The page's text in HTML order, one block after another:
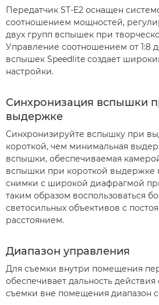
Передатчик ST-E2 оснащен
соотношением мощностей,
двух групп вспышек при
Управление соотношением от 1:8
вспышек Speedlite создает
настройки.
Синхронизация вспышки
выдержке
Синхронизируйте вспышку при
короткой, чем минимальная
вспышки, обеспечиваемая
вспышки при короткой выдержке
снимки с широкой диафрагмой
таким образом воспользоваться
светосильных объективов с
расстоянием.
Диапазон управления
Для съемки внутри помещения
обеспечивает дальность действия
съемки вне помещения диапазон